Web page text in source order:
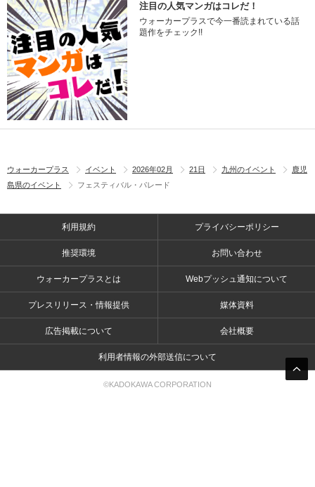
注目の人気マンガはコレだ！
ウォーカープラスで今一番読まれている話
題作をチェック!!
ウォーカープラス イベント 2026年02月 21日 九州のイベント
鹿児
島県のイベント
フェスティバル・パレード
利用規約 プライバシーポリシー
推奨環境 お問い合わせ
ウォーカープラスとは Webプッシュ通知について
プレスリリース・情報提供 媒体資料
広告掲載について 会社概要
利用者情報の外部送信について
©KADOKAWA CORPORATION